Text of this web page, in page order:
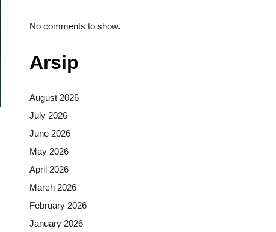
No comments to show.
Arsip
August 2026
July 2026
June 2026
May 2026
April 2026
March 2026
February 2026
January 2026